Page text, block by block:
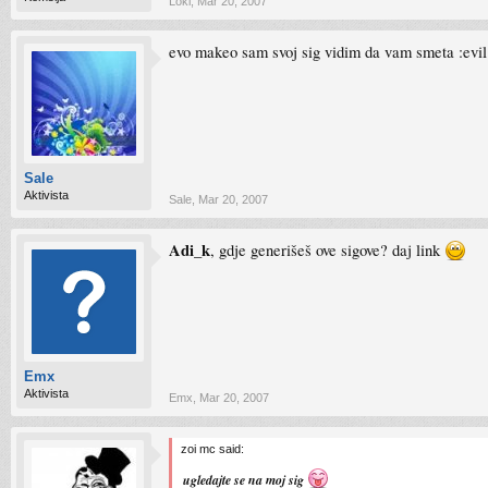
Sale
Aktivista
evo makeo sam svoj sig vidim da vam smeta
Sale Mar 20, 2007
Emx
Aktivista
Adi_k, gdje generišeš ove sigove? daj link
Emx Mar 20, 2007
zoi mc said:
ugledajte se na moj sig